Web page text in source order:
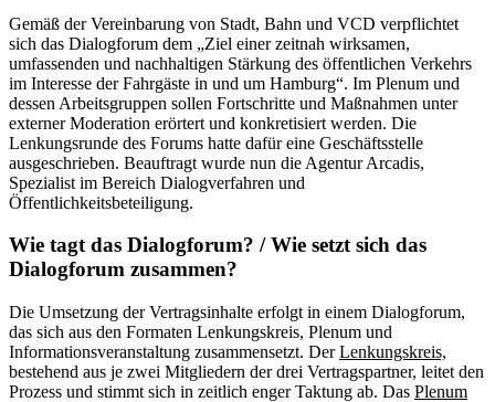
Gemäß der Vereinbarung von Stadt, Bahn und VCD verpflichtet
sich das Dialogforum dem „Ziel einer zeitnah wirksamen,
umfassenden und nachhaltigen Stärkung des öffentlichen Verkehrs
im Interesse der Fahrgäste in und um Hamburg“. Im Plenum und
dessen Arbeitsgruppen sollen Fortschritte und Maßnahmen unter
externer Moderation erörtert und konkretisiert werden. Die
Lenkungsrunde des Forums hatte dafür eine Geschäftsstelle
ausgeschrieben. Beauftragt wurde nun die Agentur Arcadis,
Spezialist im Bereich Dialogverfahren und
Öffentlichkeitsbeteiligung.
Wie tagt das Dialogforum? / Wie setzt sich das
Dialogforum zusammen?
Die Umsetzung der Vertragsinhalte erfolgt in einem Dialogforum,
das sich aus den Formaten Lenkungskreis, Plenum und
Informationsveranstaltung zusammensetzt. DerLenkungskreis,
bestehend aus je zwei Mitgliedern der drei Vertragspartner, leitet den
Prozess und stimmt sich in zeitlich enger Taktung ab. Das Plenum